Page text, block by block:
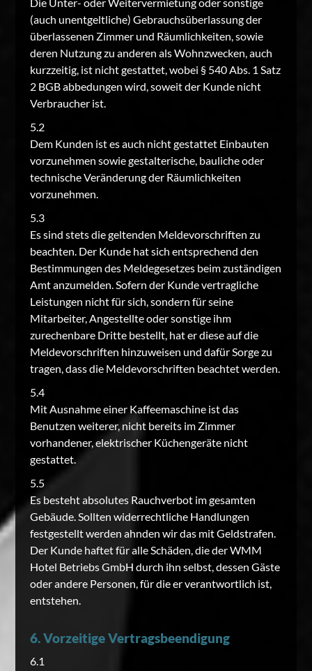
(auch unentgeltliche) Gebrauchsüberlassung der
überlassenen Zimmer und Räumlichkeiten, sowie
deren Nutzung zu anderen als Wohnzwecken, auch
kurzzeitig, ist nicht gestattet, wobei § 540 Abs. 1 Satz
2 BGB abbedungen wird, soweit der Kunde nicht
Verbraucher ist.
5.2
Dem Kunden ist es auch nicht gestattet Einbauten
vorzunehmen sowie gestalterische, bauliche oder
technische Veränderung der Räumlichkeiten
vorzunehmen.
5.3
Es sind stets die geltenden Meldevorschriften zu
beachten. Der Kunde hat sich entsprechend den
Bestimmungen des Meldegesetzes beim zuständigen
Amt anzumelden. Sofern der Kunde vertragliche
Leistungen nicht für sich, sondern für seine
Mitarbeiter, Angestellte oder sonstige ihm
zurechenbare Dritte bestellt, hat er diese auf die
Meldevorschriften hinzuweisen und dafür Sorge zu
tragen, dass die Meldevorschriften beachtet werden.
5.4
Mit Ausnahme einer Kaffeemaschine ist das
Benutzen weiterer, nicht bereits im Zimmer
vorhandener, elektrischer Küchengeräte nicht
gestattet.
5.5
Es besteht absolutes Rauchverbot im gesamten
Gebäude. Sollten widerrechtliche Handlungen
festgestellt werden ahnden wir das mit Geldstrafen.
Der Kunde haftet für alle Schäden, die der WMM
Hotel Betriebs GmbH durch ihn selbst, dessen Gäste
oder andere Personen, für die er verantwortlich ist,
entstehen.
6. Vorzeitige Vertragsbeendigung
6.1